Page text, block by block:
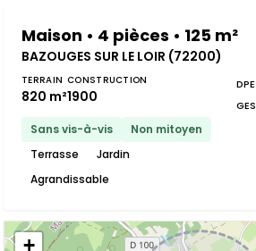
Maison • 4 pièces • 125 m²
BAZOUGES SUR LE LOIR (72200)
TERRAIN
820 m²
CONSTRUCTION
1900
Sans vis-à-vis
Non mitoyen
Terrasse
Jardin
Agrandissable
DPE
GES
+